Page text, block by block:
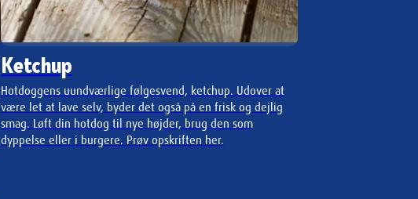
Ketchup
Hotdoggens uundværlige følgesvend, ketchup. Udover at
være let at lave selv, byder det også på en frisk og dejlig
smag. Løft din hotdog til nye højder, brug den som
dyppelse eller i burgere. Prøv opskriften her.